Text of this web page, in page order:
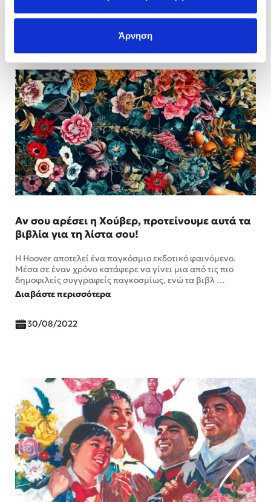
Άρνηση
17/10/2022 1 Σχόλια
Αν σου αρέσει η Χούβερ, προτείνουμε αυτά τα
βιβλία για τη λίστα σου!
H Hoover αποτελεί ένα παγκόσμιο εκδοτικό φαινόμενο.
Μέσα σε έναν χρόνο κατάφερε να γίνει μια από τις πιο
δημοφιλείς συγγραφείς παγκοσμίως, ενώ τα βιβλ …
Διαβάστε περισσότερα
30/08/2022